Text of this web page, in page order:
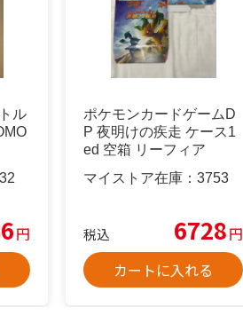
ル
円
ポケモンカードゲームD
P 夜明けの疾走 ケース1
ed 空箱 リーフィア
マイストア在庫： 3753
税込 6728円
カートに入れる